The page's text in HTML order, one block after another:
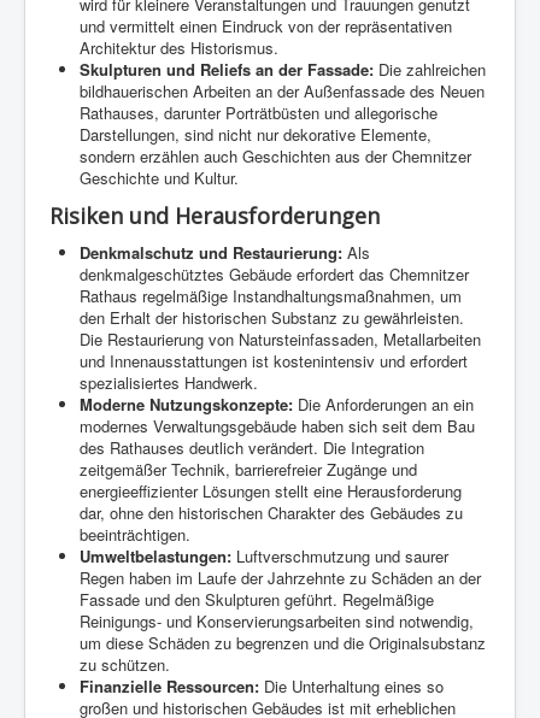
und vermittelt einen Eindruck von der repräsentativen
Architektur des Historismus.
Skulpturen und Reliefs an der Fassade: Die zahlreichen
bildhauerischen Arbeiten an der Außenfassade des Neuen
Rathauses, darunter Porträtbüsten und allegorische
Darstellungen, sind nicht nur dekorative Elemente,
sondern erzählen auch Geschichten aus der Chemnitzer
Geschichte und Kultur.
Risiken und Herausforderungen
Denkmalschutz und Restaurierung: Als
denkmalgeschütztes Gebäude erfordert das Chemnitzer
Rathaus regelmäßige Instandhaltungsmaßnahmen, um
den Erhalt der historischen Substanz zu gewährleisten.
Die Restaurierung von Natursteinfassaden, Metallarbeiten
und Innenausstattungen ist kostenintensiv und erfordert
spezialisiertes Handwerk.
Moderne Nutzungskonzepte: Die Anforderungen an ein
modernes Verwaltungsgebäude haben sich seit dem Bau
des Rathauses deutlich verändert. Die Integration
zeitgemäßer Technik, barrierefreier Zugänge und
energieeffizienter Lösungen stellt eine Herausforderung
dar, ohne den historischen Charakter des Gebäudes zu
beeinträchtigen.
Umweltbelastungen: Luftverschmutzung und saurer
Regen haben im Laufe der Jahrzehnte zu Schäden an der
Fassade und den Skulpturen geführt. Regelmäßige
Reinigungs- und Konservierungsarbeiten sind notwendig,
um diese Schäden zu begrenzen und die Originalsubstanz
zu schützen.
Finanzielle Ressourcen: Die Unterhaltung eines so
großen und historischen Gebäudes ist mit erheblichen